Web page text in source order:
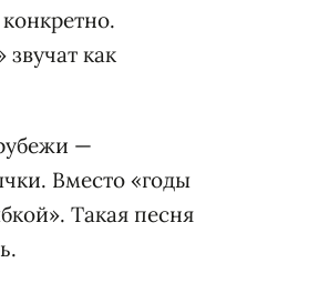
как
—
Вместо «годы
Такая песня